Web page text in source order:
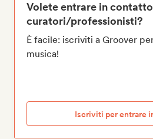
spesso, e non a caso, rapper
PNL e Booba. Se entrate in
accanto a questi artisti di
possibilità di raggiungere un
Producete musica rap o hip-
Scoprite quali rapper hanno
per capire meglio se siete adatti
Volete entrare in
curatori/professionisti?
È facile: iscriviti a Groover
musica!
Iscriviti per entrare